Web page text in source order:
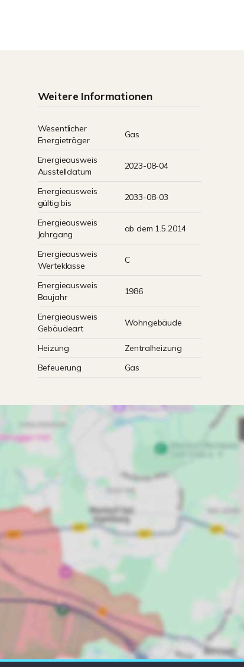
Weitere Informationen
Wesentlicher
Energieträger
Gas
Energieausweis
Ausstelldatum
2023-08-04
Energieausweis
gültig bis
2033-08-03
Energieausweis
Jahrgang
ab dem 1.5.2014
Energieausweis
Werteklasse
C
Energieausweis
Baujahr
1986
Energieausweis
Gebäudeart
Wohngebäude
Heizung
Zentralheizung
Befeuerung
Gas